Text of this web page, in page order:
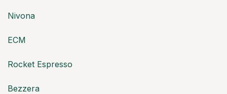
Nivona
ECM
Rocket Espresso
Bezzera